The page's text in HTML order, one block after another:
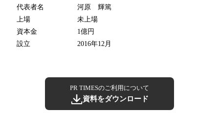
代表者名
河原 輝篤
上場
未上場
資本金
1億円
設立
2016年12月
PR TIMESのご利用について
資料をダウンロード